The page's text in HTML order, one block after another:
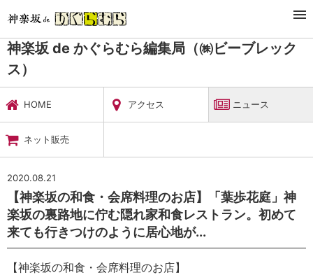
暮らし・娯楽
神楽坂 de かぐらむら編集局（㈱ビーブレックス）
ニュース
神楽坂 de かぐらむら編集局（㈱ビーブレック
ス）
HOME アクセス ニュース
ネット販売
2020.08.21
【神楽坂の和食・会席料理のお店】「葉歩花庭」神
楽坂の裏路地に佇む隠れ家和食レストラン。初めて
来ても行きつけのように居心地が...
【神楽坂の和食・会席料理のお店】